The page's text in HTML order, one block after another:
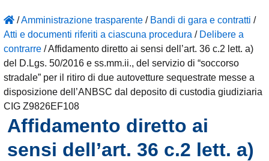
/Amministrazione trasparente / Bandi di gara e contratti /
Atti e documenti riferiti a ciascuna procedura / Delibere a
contrarre /Affidamento diretto ai sensi dell’art. 36 c.2 lett. a)
del D.Lgs. 50/2016 e ss.mm.ii., del servizio di “soccorso
stradale” per il ritiro di due autovetture sequestrate messe a
disposizione dell’ANBSC dal deposito di custodia giudiziaria
CIG Z9826EF108
Affidamento diretto ai
sensi dell’art. 36 c.2 lett. a)